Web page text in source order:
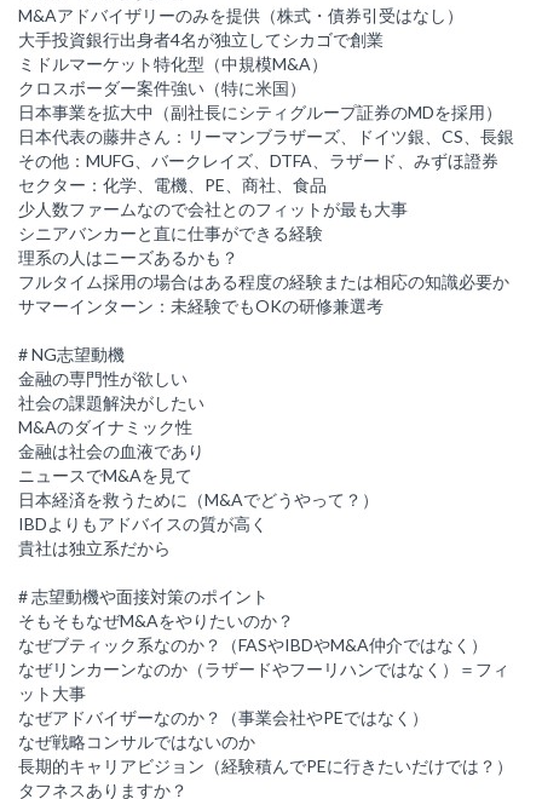
M&Aアドバイザリーのみを提供（株式・債券引受はなし）
大手投資銀行出身者4名が独立してシカゴで創業
ミドルマーケット特化型（中規模M&A）
クロスボーダー案件強い（特に米国）
日本事業を拡大中（副社長にシティグループ証券のMDを採用）
日本代表の藤井さん：リーマンブラザーズ、ドイツ銀、CS、長銀
その他：MUFG、バークレイズ、DTFA、ラザード、みずほ證券
セクター：化学、電機、PE、商社、食品
少人数ファームなので会社とのフィットが最も大事
シニアバンカーと直に仕事ができる経験
理系の人はニーズあるかも？
フルタイム採用の場合はある程度の経験または相応の知識必要か
サマーインターン：未経験でもOKの研修兼選考
# NG志望動機
金融の専門性が欲しい
社会の課題解決がしたい
M&Aのダイナミック性
金融は社会の血液であり
ニュースでM&Aを見て
日本経済を救うために（M&Aでどうやって？）
IBDよりもアドバイスの質が高く
貴社は独立系だから
# 志望動機や面接対策のポイント
そもそもなぜM&Aをやりたいのか？
なぜブティック系なのか？（FASやIBDやM&A仲介ではなく）
なぜリンカーンなのか（ラザードやフーリハンではなく）＝フィ
ット大事
なぜアドバイザーなのか？（事業会社やPEではなく）
なぜ戦略コンサルではないのか
長期的キャリアビジョン（経験積んでPEに行きたいだけでは？）
タフネスありますか？